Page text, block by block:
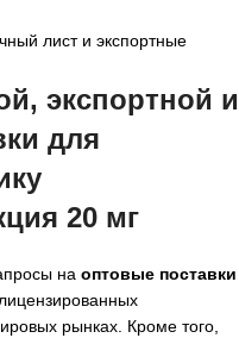
лист и экспортные
экспортной и
для
20 мг
на оптовые поставки
рынках. Кроме того,